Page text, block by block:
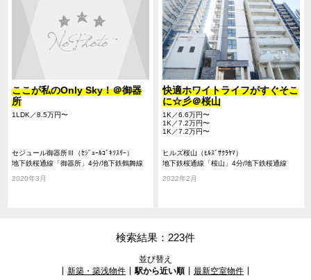
ここが私のOnly Sky！＠御器
所
1LDK／8.5万円〜
セジュール御器所Ⅲ（ｾｼﾞｭｰﾙｺﾞｷｿｽﾘｰ）
地下鉄桜通線「御器所」4分/地下鉄鶴舞線
2020年3月
快適ホワイトライフがすぐそこ
に☆彡＠桜山
1K／6.6万円〜
1K／7.2万円〜
1K／7.2万円〜
ヒルズ桜山（ﾋﾙｽﾞｻｸﾗﾔﾏ）
地下鉄桜通線「桜山」4分/地下鉄桜通線
所」16分
2022年2月
検索結果：223件
並び替え
新築・築浅物件
駅から近い順 最新空室物件